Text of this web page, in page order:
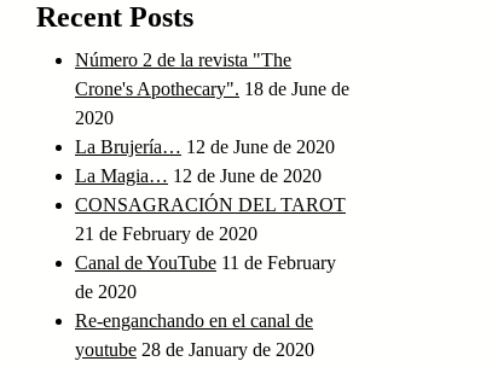
Recent Posts
Número 2 de la revista "The
Crone's Apothecary". 18 de June de
2020
La Brujería… 12 de June de 2020
La Magia… 12 de June de 2020
CONSAGRACIÓN DEL TAROT
21 de February de 2020
Canal de YouTube 11 de February
de 2020
Re-enganchando en el canal de
youtube 28 de January de 2020